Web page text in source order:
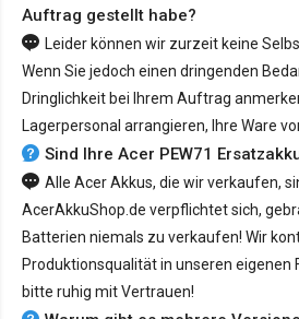
Auftrag gestellt habe?
Leider können wir zurzeit keine
Wenn Sie jedoch einen dringenden
Dringlichkeit bei Ihrem Auftrag
Lagerpersonal arrangieren, Ihre Ware
Sind Ihre Acer PEW71
Alle Acer Akkus, die wir verkaufen,
AcerAkkuShop.de verpflichtet sich,
Batterien niemals zu verkaufen! Wir
Produktionsqualität in unseren eigenen
bitte ruhig mit Vertrauen!